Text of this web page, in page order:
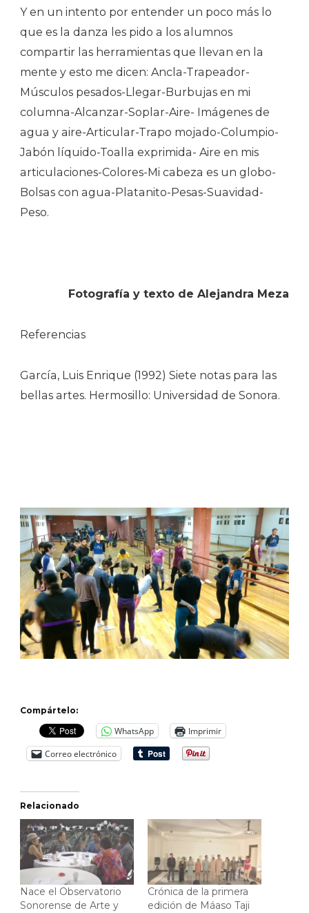
Y en un intento por entender un poco más lo
que es la danza les pido a los alumnos
compartir las herramientas que llevan en la
mente y esto me dicen: Ancla-Trapeador-
Músculos pesados-Llegar-Burbujas en mi
columna-Alcanzar-Soplar-Aire- Imágenes de
agua y aire-Articular-Trapo mojado-Columpio-
Jabón líquido-Toalla exprimida- Aire en mis
articulaciones-Colores-Mi cabeza es un globo-
Bolsas con agua-Platanito-Pesas-Suavidad-
Peso.
Fotografía y texto de Alejandra Meza
Referencias
García, Luis Enrique (1992) Siete notas para las
bellas artes. Hermosillo: Universidad de Sonora.
Compártelo:
WhatsApp
Imprimir
Correo electrónico
Relacionado
Nace el Observatorio
Sonorense de Arte y
Crónica de la primera
edición de Máaso Taji